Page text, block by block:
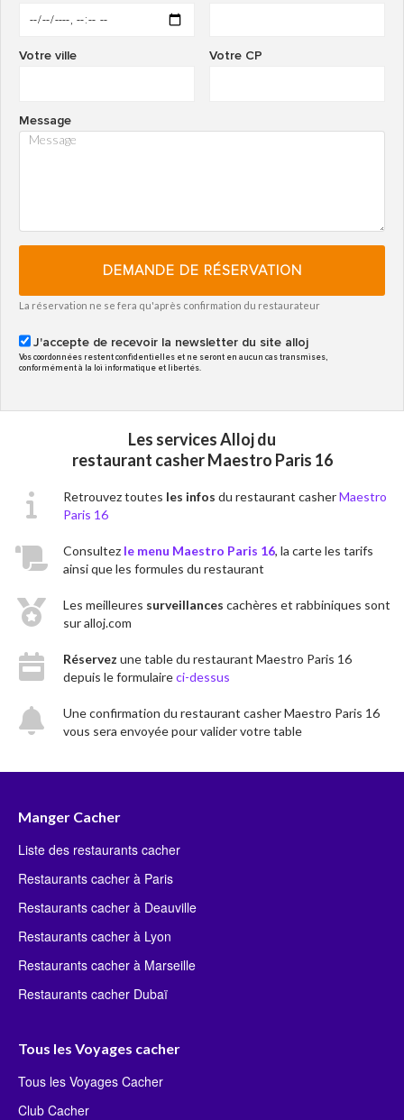
Votre CP
Votre ville
Message
DEMANDE DE RÉSERVATION
La réservation ne se fera qu'après confirmation du restaurateur
J'accepte de recevoir la newsletter du site alloj
Vos coordonnées restent confidentielles et ne seront en aucun cas transmises,
conformément à la loi informatique et libertés.
Les services Alloj du
restaurant casher Maestro Paris 16
Retrouvez toutes les infos du restaurant casherMaestro
Paris 16
Consultez le menu Maestro Paris 16, la carte les tarifs
ainsi que les formules du restaurant
Les meilleures surveillances cachères et rabbiniques sont
sur alloj.com
Réservez une table du restaurant Maestro Paris 16
depuis le formulaireci-dessus
Une confirmation du restaurant casher Maestro Paris 16
vous sera envoyée pour valider votre table
Manger Cacher
Liste des restaurants cacher
Restaurants cacher à Paris
Restaurants cacher à Deauville
Restaurants cacher à Lyon
Restaurants cacher à Marseille
Restaurants cacher Dubaï
Tous les Voyages cacher
Tous les Voyages Cacher
Club Cacher